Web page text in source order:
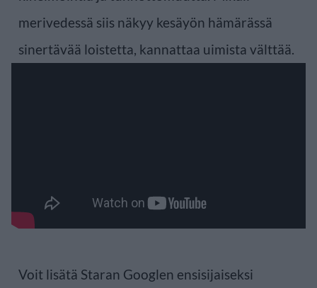
merivedessä siis näkyy kesäyön hämärässä
sinertävää loistetta, kannattaa uimista välttää.
Voit lisätä Staran Googlen ensisijaiseksi